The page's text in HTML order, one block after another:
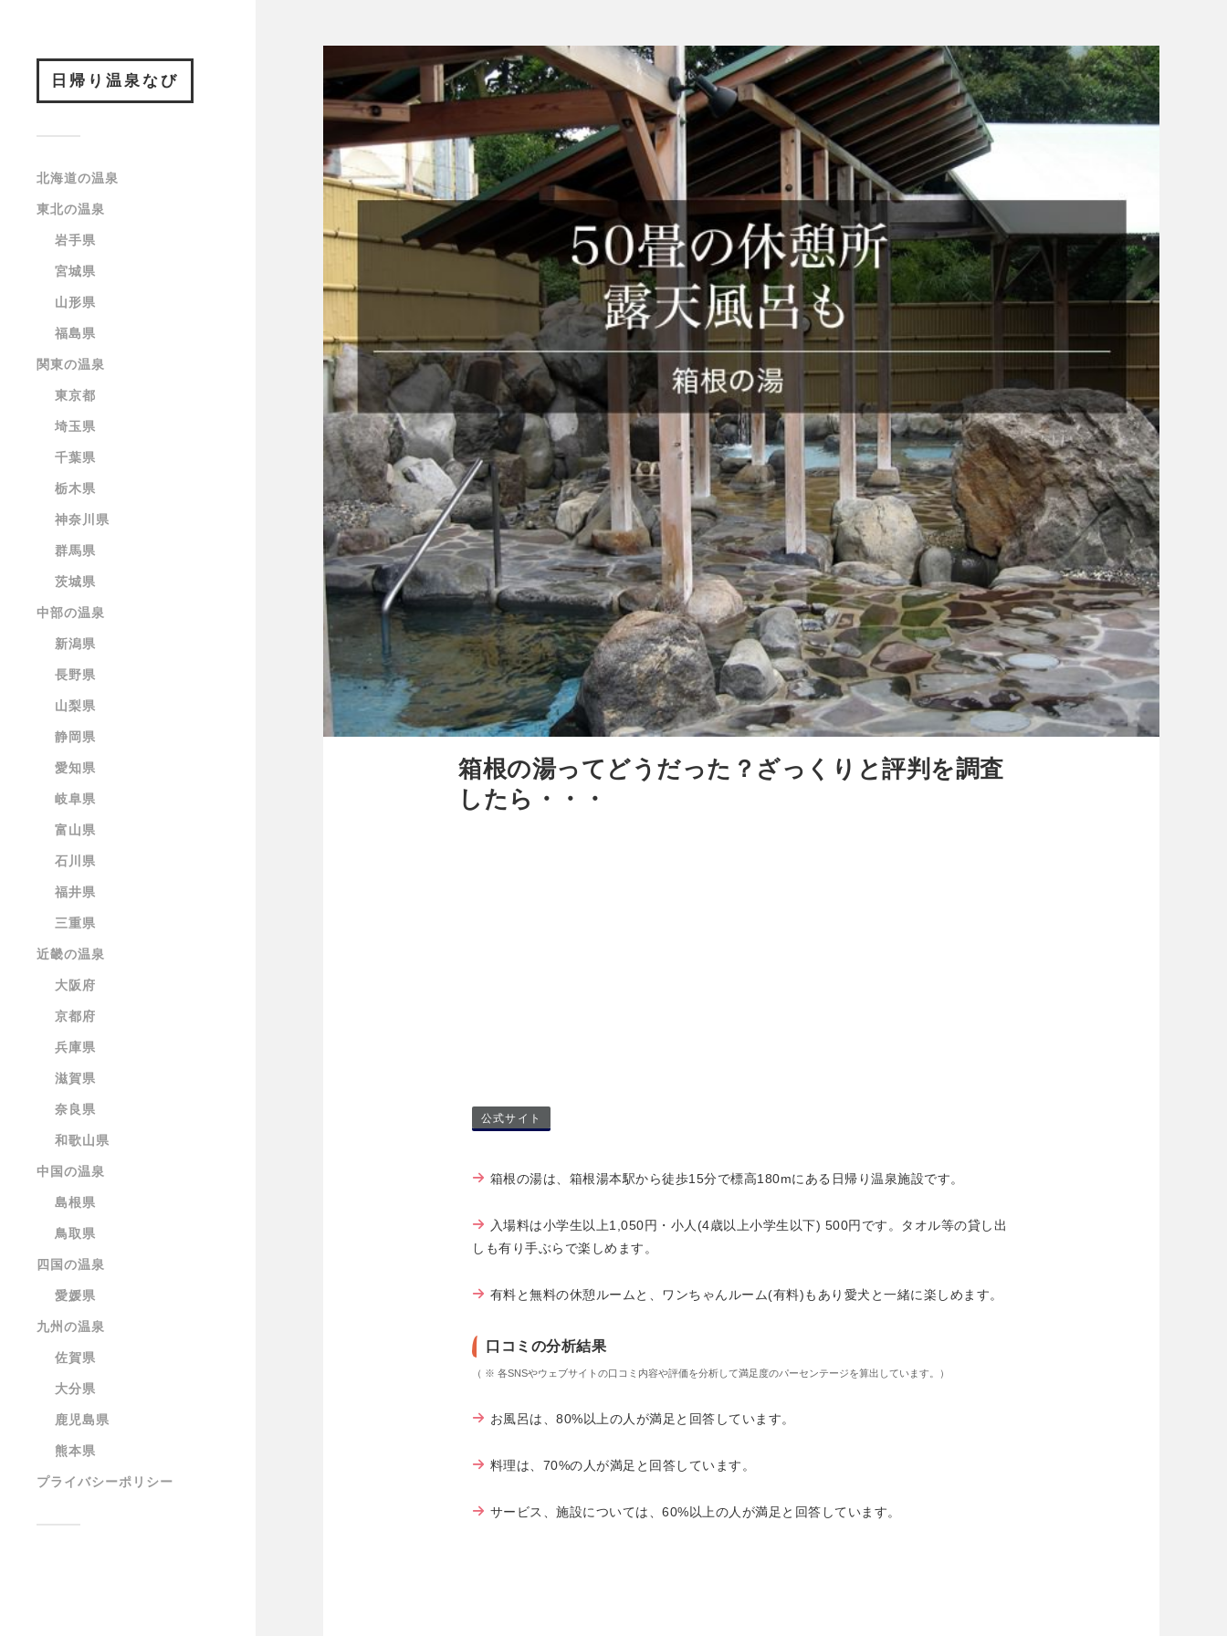
日帰り温泉なび
北海道の温泉
東北の温泉
岩手県
宮城県
山形県
福島県
関東の温泉
東京都
埼玉県
千葉県
栃木県
神奈川県
群馬県
茨城県
中部の温泉
新潟県
長野県
山梨県
静岡県
愛知県
岐阜県
富山県
石川県
福井県
三重県
近畿の温泉
大阪府
京都府
兵庫県
滋賀県
奈良県
和歌山県
中国の温泉
島根県
鳥取県
四国の温泉
愛媛県
九州の温泉
佐賀県
大分県
鹿児島県
熊本県
プライバシーポリシー
箱根の湯ってどうだった？ざっくりと評判を調査
したら・・・
公式サイト
箱根の湯は、箱根湯本駅から徒歩15分で標高180mにある日帰り温泉施設です。
入場料は小学生以上1,050円・小人(4歳以上小学生以下) 500円です。タオル等の貸し出
しも有り手ぶらで楽しめます。
有料と無料の休憩ルームと、ワンちゃんルーム(有料)もあり愛犬と一緒に楽しめます。
口コミの分析結果
（ ※ 各SNSやウェブサイトの口コミ内容や評価を分析して満足度のパーセンテージを算出しています。）
お風呂は、80%以上の人が満足と回答しています。
料理は、70%の人が満足と回答しています。
サービス、施設については、60%以上の人が満足と回答しています。